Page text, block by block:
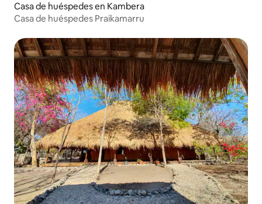
Casa de huéspedes en Kambera
Casa de huéspedes Praikamarru